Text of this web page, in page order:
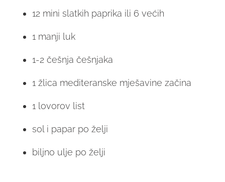
12 mini slatkih paprika ili 6 većih
1 manji luk
1-2 češnja češnjaka
1 žlica mediteranske mješavine začina
1 lovorov list
sol i papar po želji
biljno ulje po želji